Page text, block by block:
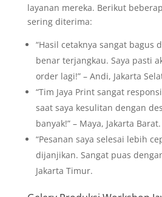
layanan mereka. Berikut
sering diterima:
“Hasil cetaknya sangat bagus
benar terjangkau. Saya pasti
order lagi!” – Andi, Jakarta
“Tim Jaya Print sangat
saat saya kesulitan dengan
banyak!” – Maya, Jakarta Barat.
“Pesanan saya selesai lebih
dijanjikan. Sangat puas
Jakarta Timur.